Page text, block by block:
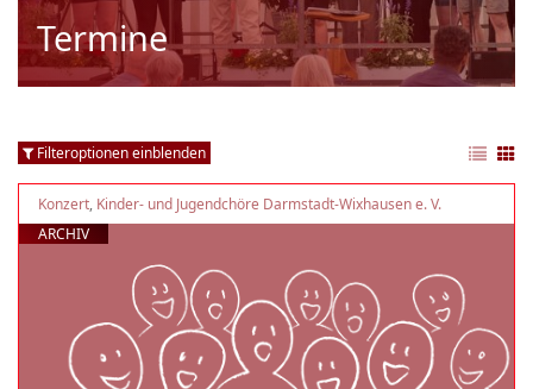
Termine
Filteroptionen einblenden
Konzert, Kinder- und Jugendchöre Darmstadt-Wixhausen e. V.
ARCHIV